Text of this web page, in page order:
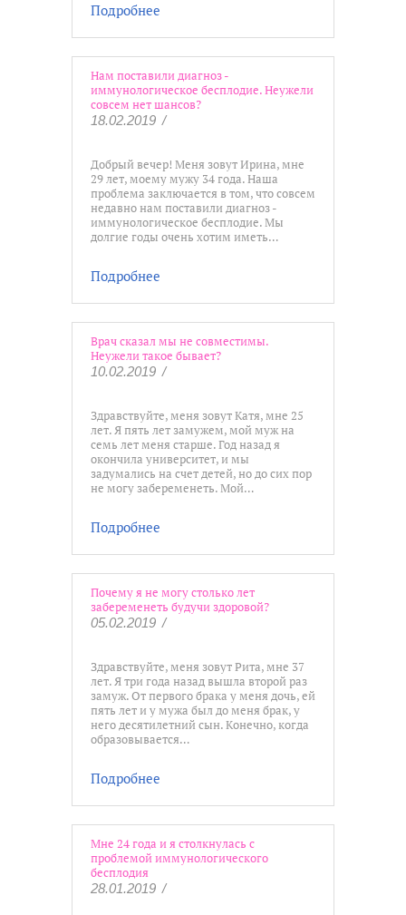
Подробнее
Нам поставили диагноз -
иммунологическое бесплодие. Неужели
совсем нет шансов?
18.02.2019 /
Добрый вечер! Меня зовут Ирина, мне
29 лет, моему мужу 34 года. Наша
проблема заключается в том, что совсем
недавно нам поставили диагноз -
иммунологическое бесплодие. Мы
долгие годы очень хотим иметь…
Подробнее
Врач сказал мы не совместимы.
Неужели такое бывает?
10.02.2019 /
Здравствуйте, меня зовут Катя, мне 25
лет. Я пять лет замужем, мой муж на
семь лет меня старше. Год назад я
окончила университет, и мы
задумались на счет детей, но до сих пор
не могу забеременеть. Мой…
Подробнее
Почему я не могу столько лет
забеременеть будучи здоровой?
05.02.2019 /
Здравствуйте, меня зовут Рита, мне 37
лет. Я три года назад вышла второй раз
замуж. От первого брака у меня дочь, ей
пять лет и у мужа был до меня брак, у
него десятилетний сын. Конечно, когда
образовывается…
Подробнее
Мне 24 года и я столкнулась с
проблемой иммунологического
бесплодия
28.01.2019 /